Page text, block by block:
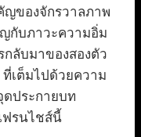
ญของจักรวาลภาพ
ญกับภาวะความอิ่ม
ลับมาของสองตัว
เต็มไปด้วยความ
ประกายบท
ฟรนไชส์นี้